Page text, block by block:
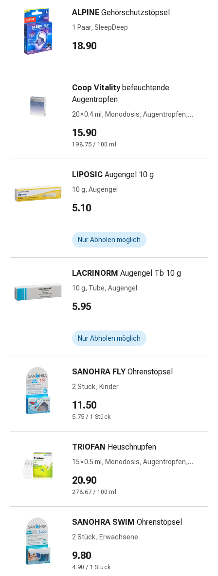
Unreine
Haut
Hautausschlag
Naturmittel
Bachblütentherapie
Pflanzenknospen
Homöopathie
Phytotherapie
Schüssler-
Anthroposophika
Niere,
Blase,
Prostata
Nieren-
und
Blasenbeschwerden
&
Migräne
Gelenkschmerzen
Schmerzmittel
Schmerztherapie
Kühlen
Stress
Schlaf
Stimmungsschwankungen
Schlafstörungen
Rhonchopathie
(Schnarchen)
Atemwege
Nasenmittel
Atmungstraktbeschwerden
Infektionen
ALPINE Gehörschutzstöpsel
1 Paar, SleepDeep
18.90
Coop Vitality befeuchtende
Augentropfen
20 × 0.4 ml, Monodosis, Augentropfen,
15.90
198.75 / 100 ml
LIPOSIC Augengel 10 g
10 g, Augengel
5.10
Nur Abholen möglich
LACRINORM Augengel Tb 10 g
10 g, Tube, Augengel
5.95
Nur Abholen möglich
SANOHRA FLY Ohrenstöpsel
2 Stück, Kinder
11.50
5.75 / 1 Stück
TRIOFAN Heuschnupfen
15 × 0.5 ml, Monodosis, Augentropfen,
20.90
278.67 / 100 ml
SANOHRA SWIM Ohrenstöpsel
2 Stück, Erwachsene
9.80
4.90 / 1 Stück